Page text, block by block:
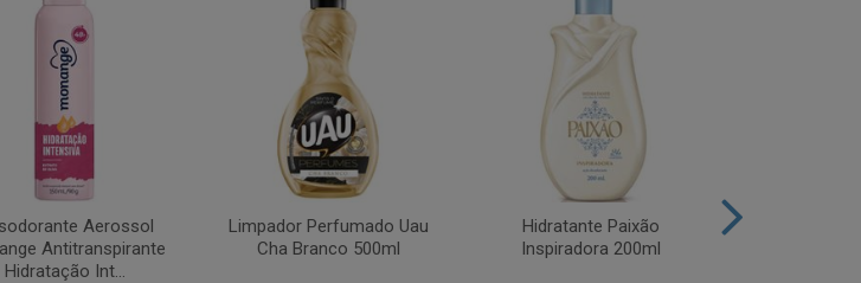
Aerossol
Antitranspirante
Hidratação Int...
Limpador Perfumado Uau
Cha Branco 500ml
Hidratante Paixão
Inspiradora 200ml